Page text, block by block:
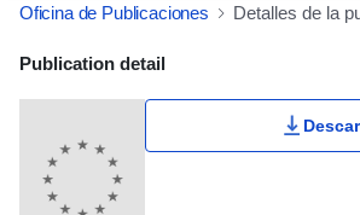
Oficina de Publicaciones Detalles de la
Publication Detail Actions
Publication detail